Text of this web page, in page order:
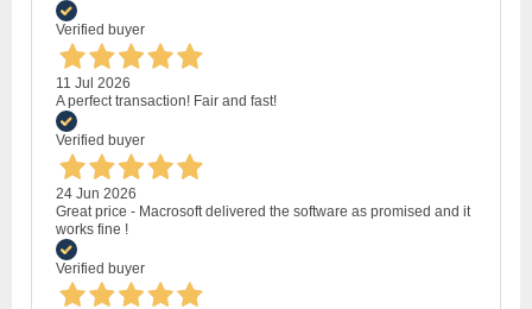
Verified buyer
11 Jul 2026
A perfect transaction! Fair and fast!
Verified buyer
24 Jun 2026
Great price - Macrosoft delivered the software as promised and it
works fine !
Verified buyer